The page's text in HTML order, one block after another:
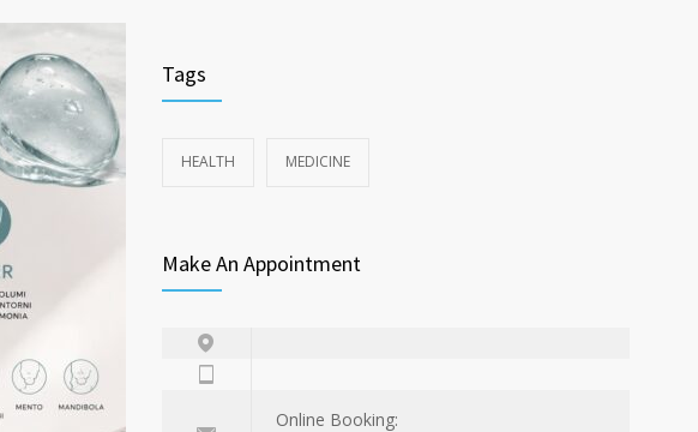
Tags
HEALTH MEDICINE
Make An Appointment
Online Booking: